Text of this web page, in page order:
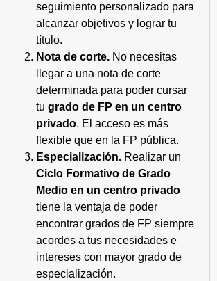
seguimiento personalizado para
alcanzar objetivos y lograr tu
título.
Nota de corte. No necesitas
llegar a una nota de corte
determinada para poder cursar
tu grado de FP en un centro
privado. El acceso es más
flexible que en la FP pública.
Especialización. Realizar un
Ciclo Formativo de Grado
Medio en un centro privado
tiene la ventaja de poder
encontrar grados de FP siempre
acordes a tus necesidades e
intereses con mayor grado de
especialización.